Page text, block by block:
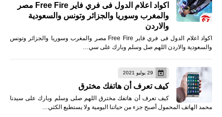
اكواد اعلام الدول فى فري فاير Free Fire مصر
والمغرب وسوريا والجزائر وتونس والسعودية
والاردن
اكواد اعلام الدول فى فري فاير Free Fire مصر والمغرب وسوريا والجزائر وتونس
والسعودية والاردن اللهم صل وسلم وبارك على سي…
29 يوليو 2021
كيف تعرف أن هاتفك مخترق
كيف تعرف أن هاتفك مخترق اللهم صلى وسلم وبارك على سيدنا
محمد الهاتف المحمول أصبح جزء من حياتنا اليومية ولا يستطيع الكثي…